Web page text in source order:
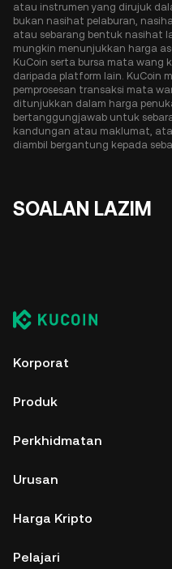
atau instrumen yang dirujuk
bukan nasihat pelaburan,
atau sebarang bentuk nasihat
mungkin menunjukkan harga
KuCoin serta bursa mata wang
daripada platform lain. KuCoin
pemprosesan transaksi mata
ditunjukkan dalam harga
bertanggungjawab untuk
kandungan atau maklumat,
diambil bergantung kepada
SOALAN LAZIM
Korporat
Produk
Perkhidmatan
Urusan
Harga Kripto
Pelajari